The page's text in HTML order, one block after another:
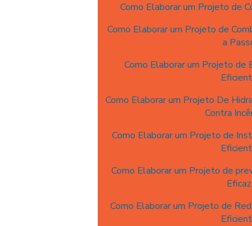
Como Elaborar um Projeto de
Como Elaborar um Projeto de
a
Como Elaborar um Projeto
Como Elaborar um Projeto De
Contra
Como Elaborar um Projeto de
Como Elaborar um Projeto de
Eficaz
Como Elaborar um Projeto de